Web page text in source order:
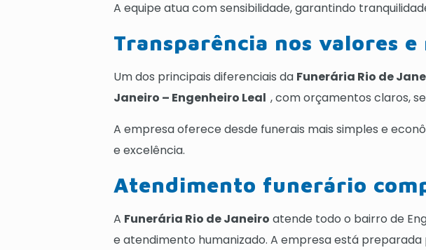
A equipe atua com sensibilidade, garantindo
Transparência nos valores
Um dos principais diferenciais da Funerária Rio de
Janeiro – Engenheiro Leal, com orçamentos claros,
A empresa oferece desde funerais mais simples e
e excelência.
Atendimento funerário
A Funerária Rio de Janeiro atende todo o bairro de
e atendimento humanizado. A empresa está